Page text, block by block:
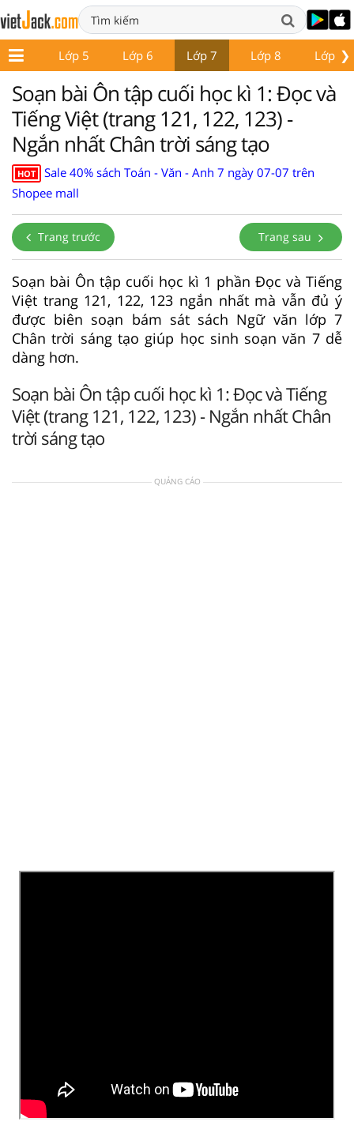
❯
4 Lớp 5 Lớp 6 Lớp 7 Lớp 8 Lớp 9
Soạn bài Ôn tập cuối học kì 1: Đọc và
Tiếng Việt (trang 121, 122, 123) -
Ngắn nhất Chân trời sáng tạo
HOT
Sale 40% sách Toán - Văn - Anh 7 ngày 07-07 trên
Shopee mall
Trang trước Trang sau
Soạn bài Ôn tập cuối học kì 1 phần Đọc và Tiếng
Việt trang 121, 122, 123 ngắn nhất mà vẫn đủ ý
được biên soạn bám sát sách Ngữ văn lớp 7
Chân trời sáng tạo giúp học sinh soạn văn 7 dễ
dàng hơn.
Soạn bài Ôn tập cuối học kì 1: Đọc và Tiếng
Việt (trang 121, 122, 123) - Ngắn nhất Chân
trời sáng tạo
QUẢNG CÁO